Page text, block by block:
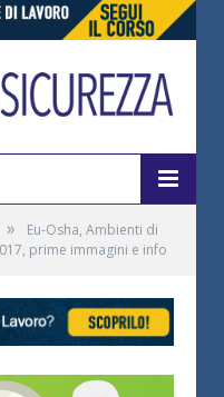
»
Eu-Osha, Ambienti di
prime immagini e info